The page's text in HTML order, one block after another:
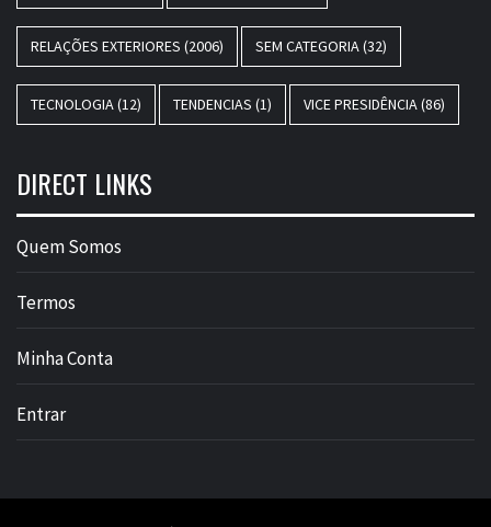
RELAÇÕES EXTERIORES (2006) SEM CATEGORIA(32)
TECNOLOGIA(12) TENDENCIAS (1) VICE PRESIDÊNCIA(86)
DIRECT LINKS
Quem Somos
Termos
Minha Conta
Entrar